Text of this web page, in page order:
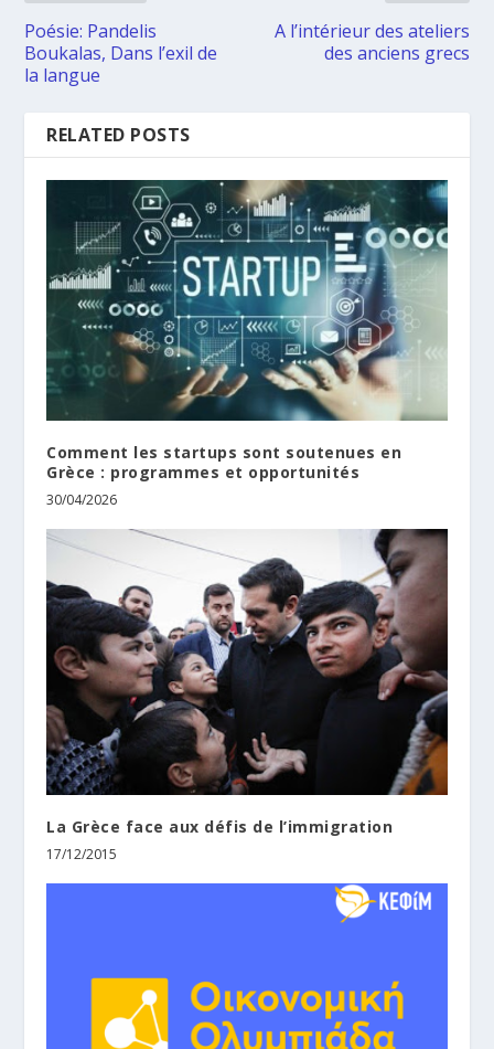
Poésie: Pandelis
Boukalas, Dans l’exil de
la langue
A l’intérieur des ateliers
des anciens grecs
RELATED POSTS
Comment les startups sont soutenues en
Grèce : programmes et opportunités
30/04/2026
La Grèce face aux défis de l’immigration
17/12/2015